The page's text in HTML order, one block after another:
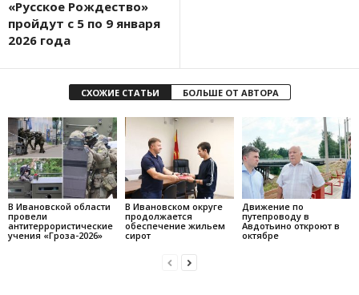
«Русское Рождество»
пройдут с 5 по 9 января
2026 года
СХОЖИЕ СТАТЬИ БОЛЬШЕ ОТ АВТОРА
В Ивановской области
провели
антитеррористические
учения «Гроза-2026»
В Ивановском округе
продолжается
обеспечение жильем
сирот
Движение по
путепроводу в
Авдотьино откроют в
октябре